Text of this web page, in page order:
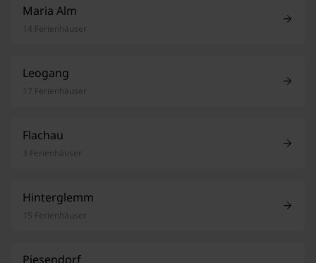
Maria Alm
14 Ferienhäuser
Leogang
17 Ferienhäuser
Flachau
3 Ferienhäuser
Hinterglemm
15 Ferienhäuser
Piesendorf